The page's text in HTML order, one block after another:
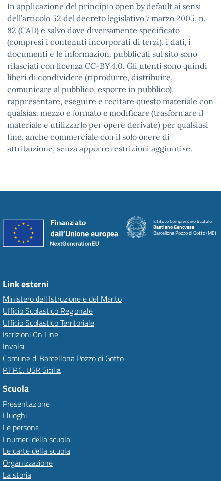
In applicazione del principio open by default ai sensi
dell’articolo 52 del decreto legislativo 7 marzo 2005, n.
82 (CAD) e salvo dove diversamente specificato
(compresi i contenuti incorporati di terzi), i dati, i
documenti e le informazioni pubblicati sul sito sono
rilasciati con licenza CC-BY 4.0. Gli utenti sono quindi
liberi di condividere (riprodurre, distribuire,
comunicare al pubblico, esporre in pubblico),
rappresentare, eseguire e recitare questo materiale con
qualsiasi mezzo e formato e modificare (trasformare il
materiale e utilizzarlo per opere derivate) per qualsiasi
fine, anche commerciale con il solo onere di
attribuzione, senza apporre restrizioni aggiuntive.
Istituto Comprensivo Statale
Bastiano Genovese
Barcellona Pozzo di Gotto (ME)
Link esterni
Ministero dell'Istruzione e del Merito
Ufficio Scolastico Regionale
Ufficio Scolastico Territoriale
Iscrizioni On Line
Invalsi
Comune di Barcellona Pozzo di Gotto
P.T.P.C. USR Sicilia
Scuola
Presentazione
I luoghi
Le persone
I numeri della scuola
Le carte della scuola
Organizzazione
La storia